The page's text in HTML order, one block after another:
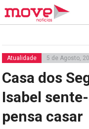
Atualidade 5 de Agosto,
Casa dos
Isabel
pensa casar